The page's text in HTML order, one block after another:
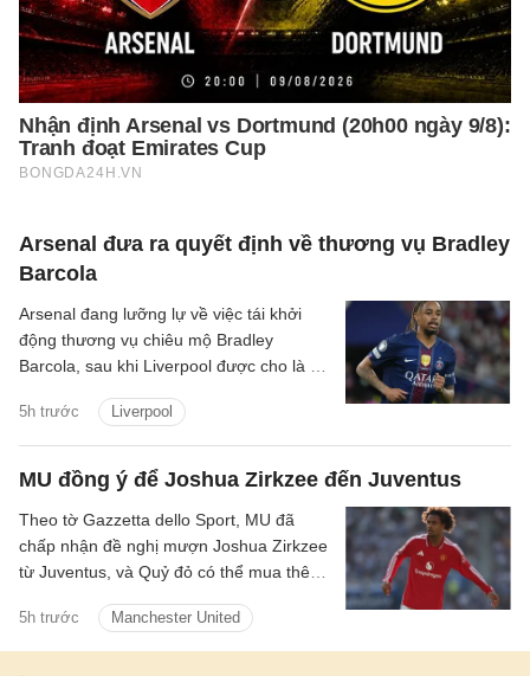
Arsenal đưa ra quyết định về thương vụ Bradley
Barcola
5h trước Liverpool
Arsenal đang lưỡng lự về việc tái khởi
động thương vụ chiêu mộ Bradley
Barcola, sau khi Liverpool được cho là đã
MU đồng ý để Joshua Zirkzee đến Juventus
5h trước Manchester United
Theo tờ Gazzetta dello Sport, MU đã
chấp nhận đề nghị mượn Joshua Zirkzee
từ Juventus, và Quỷ đỏ có thể mua thêm
2026.